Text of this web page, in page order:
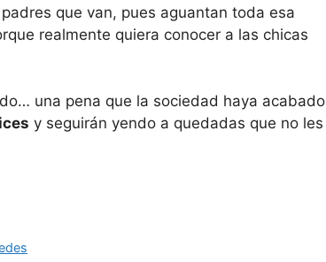
que van, pues aguantan toda esa
realmente quiera conocer a las chicas
una pena que la sociedad haya acabado
y seguirán yendo a quedadas que no les